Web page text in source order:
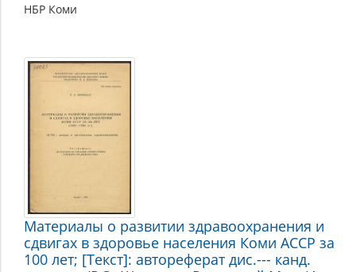
НБР Коми
Материалы о развитии здравоохранения и
сдвигах в здоровье населения Коми АССР за
100 лет; [Текст]: автореферат дис.--- канд.